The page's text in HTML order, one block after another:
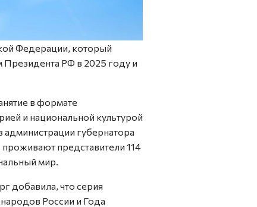
Федерации, который
Президента РФ в 2025 году и
в формате
и национальной культурой
губернатора
представители 114
мир.
добавила, что серия
России и Года